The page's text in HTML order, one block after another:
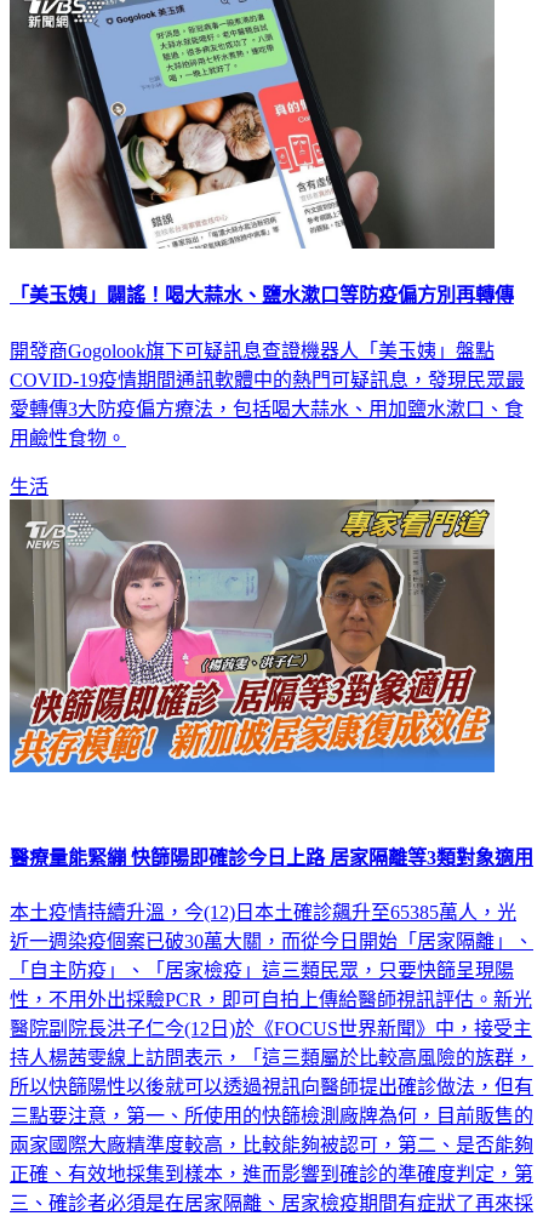
「美玉姨」闢謠！喝大蒜水、鹽水漱口等防疫偏方別再轉傳
開發商Gogolook旗下可疑訊息查證機器人「美玉姨」盤點
COVID-19疫情期間通訊軟體中的熱門可疑訊息，發現民眾最
愛轉傳3大防疫偏方療法，包括喝大蒜水、用加鹽水漱口、食
用鹼性食物。
生活
醫療量能緊繃 快篩陽即確診今日上路 居家隔離等3類對象適用
本土疫情持續升溫，今(12)日本土確診飆升至65385萬人，光
近一週染疫個案已破30萬大關，而從今日開始「居家隔離」、
「自主防疫」、「居家檢疫」這三類民眾，只要快篩呈現陽
性，不用外出採驗PCR，即可自拍上傳給醫師視訊評估。新光
醫院副院長洪子仁今(12日)於《FOCUS世界新聞》中，接受主
持人楊茜雯線上訪問表示，「這三類屬於比較高風險的族群，
所以快篩陽性以後就可以透過視訊向醫師提出確診做法，但有
三點要注意，第一、所使用的快篩檢測廠牌為何，目前販售的
兩家國際大廠精準度較高，比較能夠被認可，第二、是否能夠
正確、有效地採集到樣本，進而影響到確診的準確度判定，第
三、確診者必須是在居家隔離、居家檢疫期間有症狀了再來採